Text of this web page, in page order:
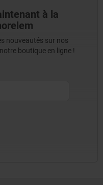
à la
nouveautés sur nos
boutique en ligne !